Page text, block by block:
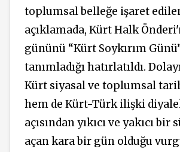
toplumsal belleğe işaret
açıklamada, Kürt Halk
gününü “Kürt Soykırım
tanımladığı hatırlatıldı.
Kürt siyasal ve toplumsal
hem de Kürt-Türk ilişki
açısından yıkıcı ve yakıcı bir
açan kara bir gün olduğu